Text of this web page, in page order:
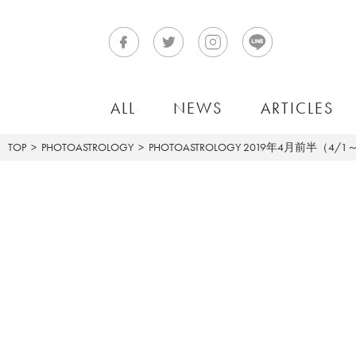
ALL NEWS ARTICLES
TOP PHOTOASTROLOGY PHOTOASTROLOGY 2019年4月前半（4/1